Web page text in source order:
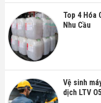
Top 4 Hóa
Nhu Cầu
Vệ sinh
dịch LTV